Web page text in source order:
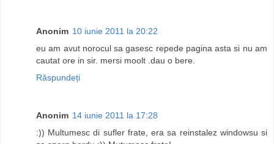
Anonim 10 iunie 2011 la 20:22
eu am avut norocul sa gasesc repede pagina asta si nu am
cautat ore in sir. mersi moolt .dau o bere.
Răspundeți
Anonim 14 iunie 2011 la 17:28
:)) Multumesc di sufler frate, era sa reinstalez windowsu si